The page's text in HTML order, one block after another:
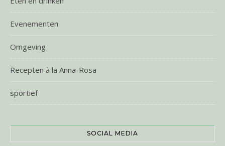
Evenementen
Omgeving
Recepten à la Anna-Rosa
sportief
SOCIAL MEDIA